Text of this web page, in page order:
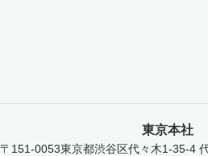
東京本社
〒151-0053東京都渋谷区代々木1-35-4